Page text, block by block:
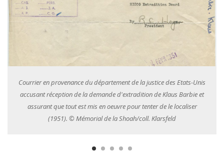
Beate et Serge Klarsfeld interpellant Herbert Hagen dans une rue.
Allemagne 1971, © Mémorial de la Shoah.